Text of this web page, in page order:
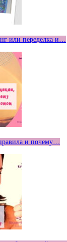
или переделка и…
и почему…